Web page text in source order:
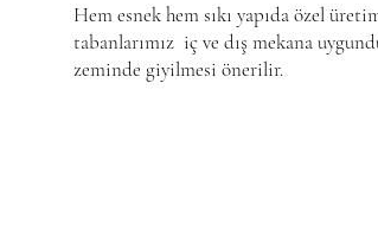
Hem esnek hem sıkı yapıda özel
tabanlarımız iç ve dış mekana
zeminde giyilmesi önerilir.